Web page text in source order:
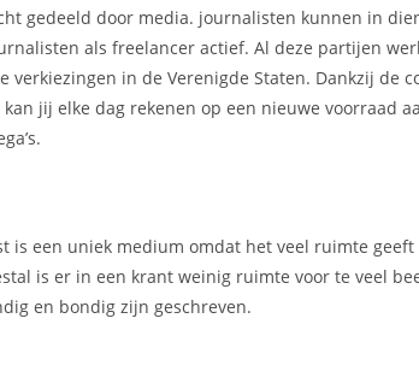
gedeeld door media. journalisten kunnen in
als freelancer actief. Al deze partijen
in de Verenigde Staten. Dankzij de
jij elke dag rekenen op een nieuwe voorraad
is een uniek medium omdat het veel ruimte geeft
is er in een krant weinig ruimte voor te veel
en bondig zijn geschreven.